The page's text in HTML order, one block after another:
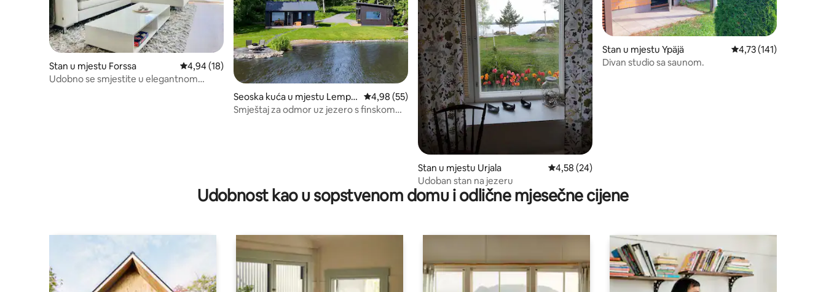
Stan u mjestu Forssa prosječna ocjena 4,94 od 5, recenzija: 18
4,94 (18)
Udobno se smjestite u elegantnom
Seoska kuća u mjestu Lempä
älä
prosječna ocjena 4,98 od 5, recenzija: 55
4,98 (55)
Smještaj za odmor uz jezero s finskom
Stan u mjestu Urjala prosječna ocjena 4,58 od 5, recenzija: 24
4,58 (24)
Udoban stan na jezeru
Stan u mjestu Ypäjä prosječna ocjena 4,73
4,73 (141)
Divan studio sa saunom.
Udobnost kao u sopstvenom domu i odlične mjesečne cijene